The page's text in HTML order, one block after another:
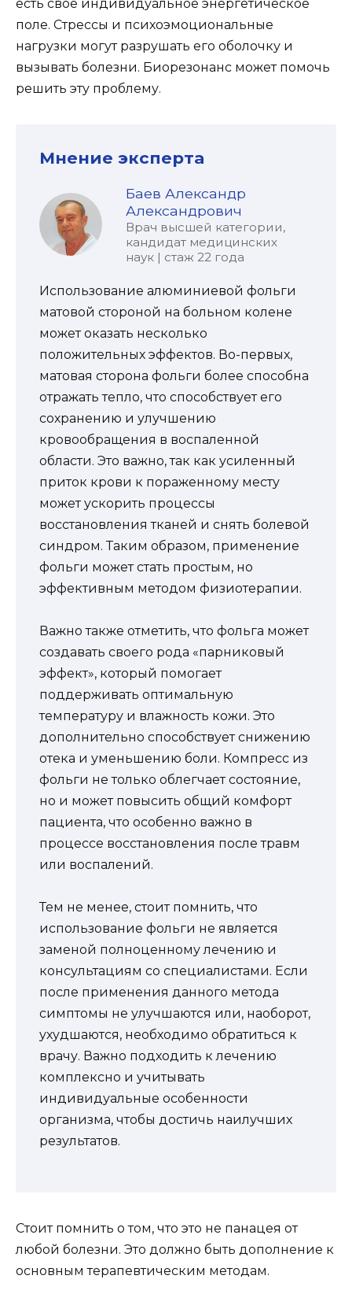
есть свое индивидуальное энергетическое
поле. Стрессы и психоэмоциональные
нагрузки могут разрушать его оболочку и
вызывать болезни. Биорезонанс может помочь
решить эту проблему.
Мнение эксперта
Баев Александр
Александрович
Врач высшей категории,
кандидат медицинских
наук | стаж 22 года
Использование алюминиевой фольги
матовой стороной на больном колене
может оказать несколько
положительных эффектов. Во-первых,
матовая сторона фольги более способна
отражать тепло, что способствует его
сохранению и улучшению
кровообращения в воспаленной
области. Это важно, так как усиленный
приток крови к пораженному месту
может ускорить процессы
восстановления тканей и снять болевой
синдром. Таким образом, применение
фольги может стать простым, но
эффективным методом физиотерапии.
Важно также отметить, что фольга может
создавать своего рода «парниковый
эффект», который помогает
поддерживать оптимальную
температуру и влажность кожи. Это
дополнительно способствует снижению
отека и уменьшению боли. Компресс из
фольги не только облегчает состояние,
но и может повысить общий комфорт
пациента, что особенно важно в
процессе восстановления после травм
или воспалений.
Тем не менее, стоит помнить, что
использование фольги не является
заменой полноценному лечению и
консультациям со специалистами. Если
после применения данного метода
симптомы не улучшаются или, наоборот,
ухудшаются, необходимо обратиться к
врачу. Важно подходить к лечению
комплексно и учитывать
индивидуальные особенности
организма, чтобы достичь наилучших
результатов.
Стоит помнить о том, что это не панацея от
любой болезни. Это должно быть дополнение к
основным терапевтическим методам.